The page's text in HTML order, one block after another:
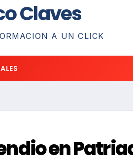
Claves
A UN CLICK
en